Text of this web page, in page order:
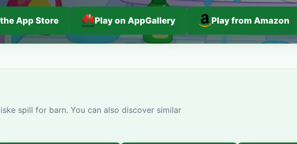
App Store Play on AppGallery Play from Amazon
spill for barn. You can also discover similar